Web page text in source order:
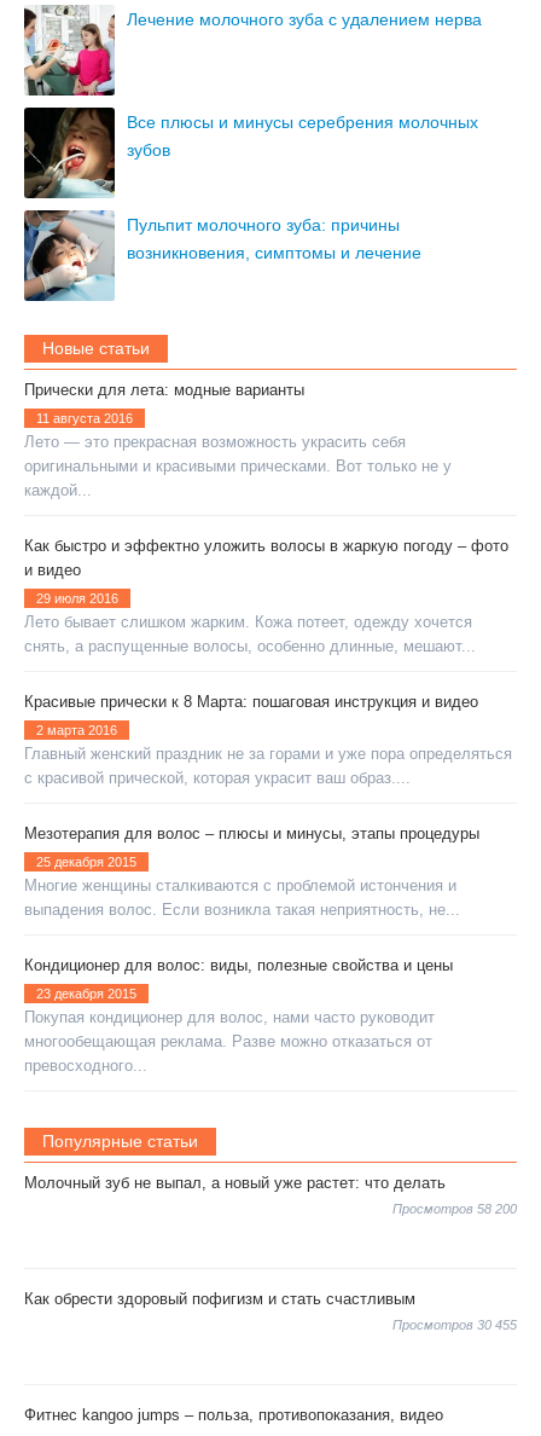
Лечение молочного зуба с удалением нерва
Все плюсы и минусы серебрения молочных
зубов
Пульпит молочного зуба: причины
возникновения, симптомы и лечение
Новые статьи
Прически для лета: модные варианты
11 августа 2016
Лето — это прекрасная возможность украсить себя
оригинальными и красивыми прическами. Вот только не у
каждой...
Как быстро и эффектно уложить волосы в жаркую погоду – фото
и видео
29 июля 2016
Лето бывает слишком жарким. Кожа потеет, одежду хочется
снять, а распущенные волосы, особенно длинные, мешают...
Красивые прически к 8 Марта: пошаговая инструкция и видео
2 марта 2016
Главный женский праздник не за горами и уже пора определяться
с красивой прической, которая украсит ваш образ....
Мезотерапия для волос – плюсы и минусы, этапы процедуры
25 декабря 2015
Многие женщины сталкиваются с проблемой истончения и
выпадения волос. Если возникла такая неприятность, не...
Кондиционер для волос: виды, полезные свойства и цены
23 декабря 2015
Покупая кондиционер для волос, нами часто руководит
многообещающая реклама. Разве можно отказаться от
превосходного...
Популярные статьи
Молочный зуб не выпал, а новый уже растет: что делать
Просмотров 58 200
Как обрести здоровый пофигизм и стать счастливым
Просмотров 30 455
Фитнес kangoo jumps – польза, противопоказания, видео